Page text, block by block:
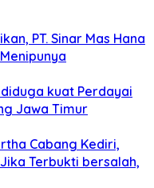
PT. Sinar Mas Hana
diduga kuat Perdayai
Jawa Timur
Cabang Kediri,
Terbukti bersalah,